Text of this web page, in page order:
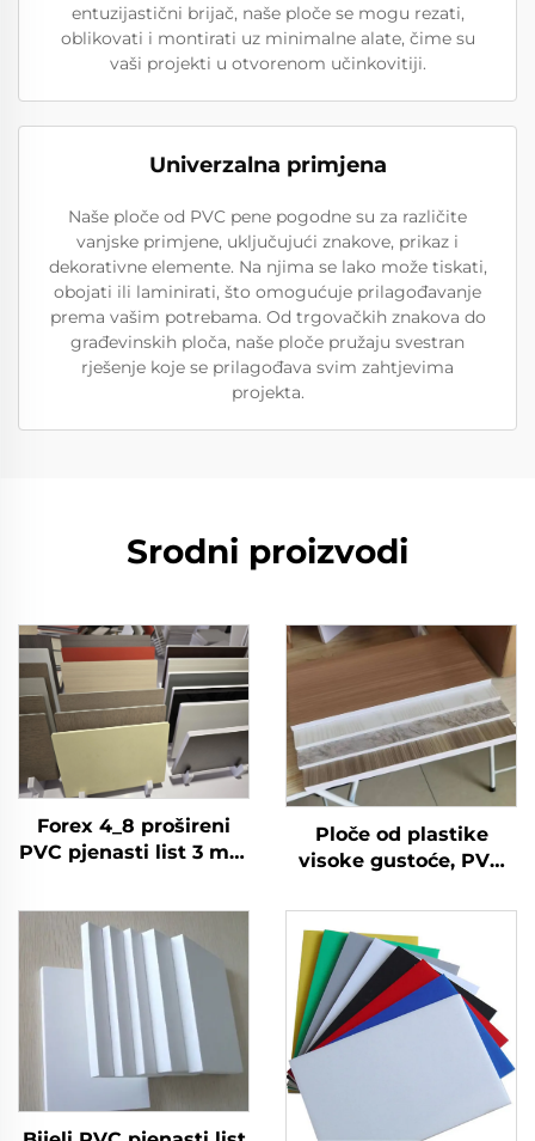
entuzijastični brijač, naše ploče se mogu rezati,
oblikovati i montirati uz minimalne alate, čime su
vaši projekti u otvorenom učinkovitiji.
Univerzalna primjena
Naše ploče od PVC pene pogodne su za različite
vanjske primjene, uključujući znakove, prikaz i
dekorativne elemente. Na njima se lako može tiskati,
obojati ili laminirati, što omogućuje prilagođavanje
prema vašim potrebama. Od trgovačkih znakova do
građevinskih ploča, naše ploče pružaju svestran
rješenje koje se prilagođava svim zahtjevima
projekta.
Srodni proizvodi
Forex 4_8 prošireni
PVC pjenasti list 3 mm
pjenasta ploča
Ploče od plastike
visoke gustoće, PVC
pjenasta ploča za
kuhinjske ormariće